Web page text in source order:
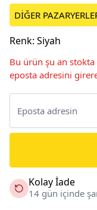
DİĞER
Renk: Siyah
Bu ürün şu an stokta
eposta adresini
Kolay İade
14 gün içinde